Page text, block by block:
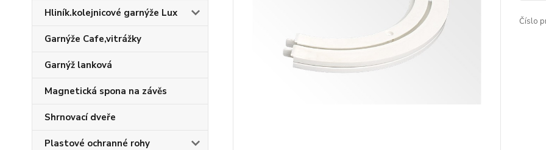
Hliník.kolejnicové garnýže Lux
Garnýže Cafe,vitrážky
Garnýž lanková
Magnetická spona na závěs
Shrnovací dveře
Plastové ochranné rohy
Číslo